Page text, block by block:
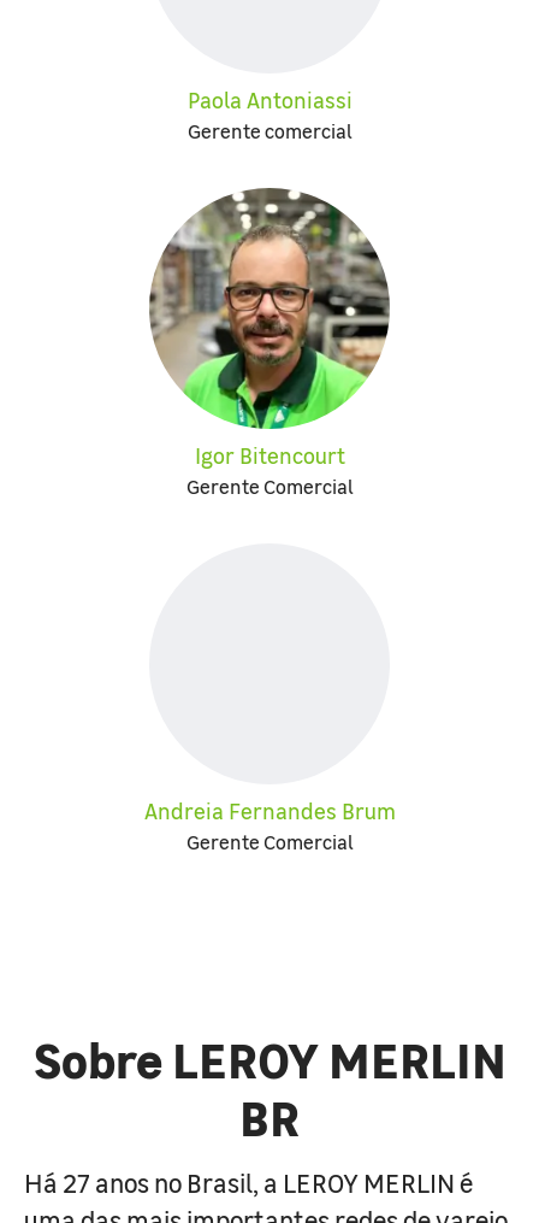
Paola Antoniassi
Gerente comercial
Igor Bitencourt
Gerente Comercial
Andreia Fernandes Brum
Gerente Comercial
Sobre LEROY MERLIN
BR
Há 27 anos no Brasil, a LEROY MERLIN é